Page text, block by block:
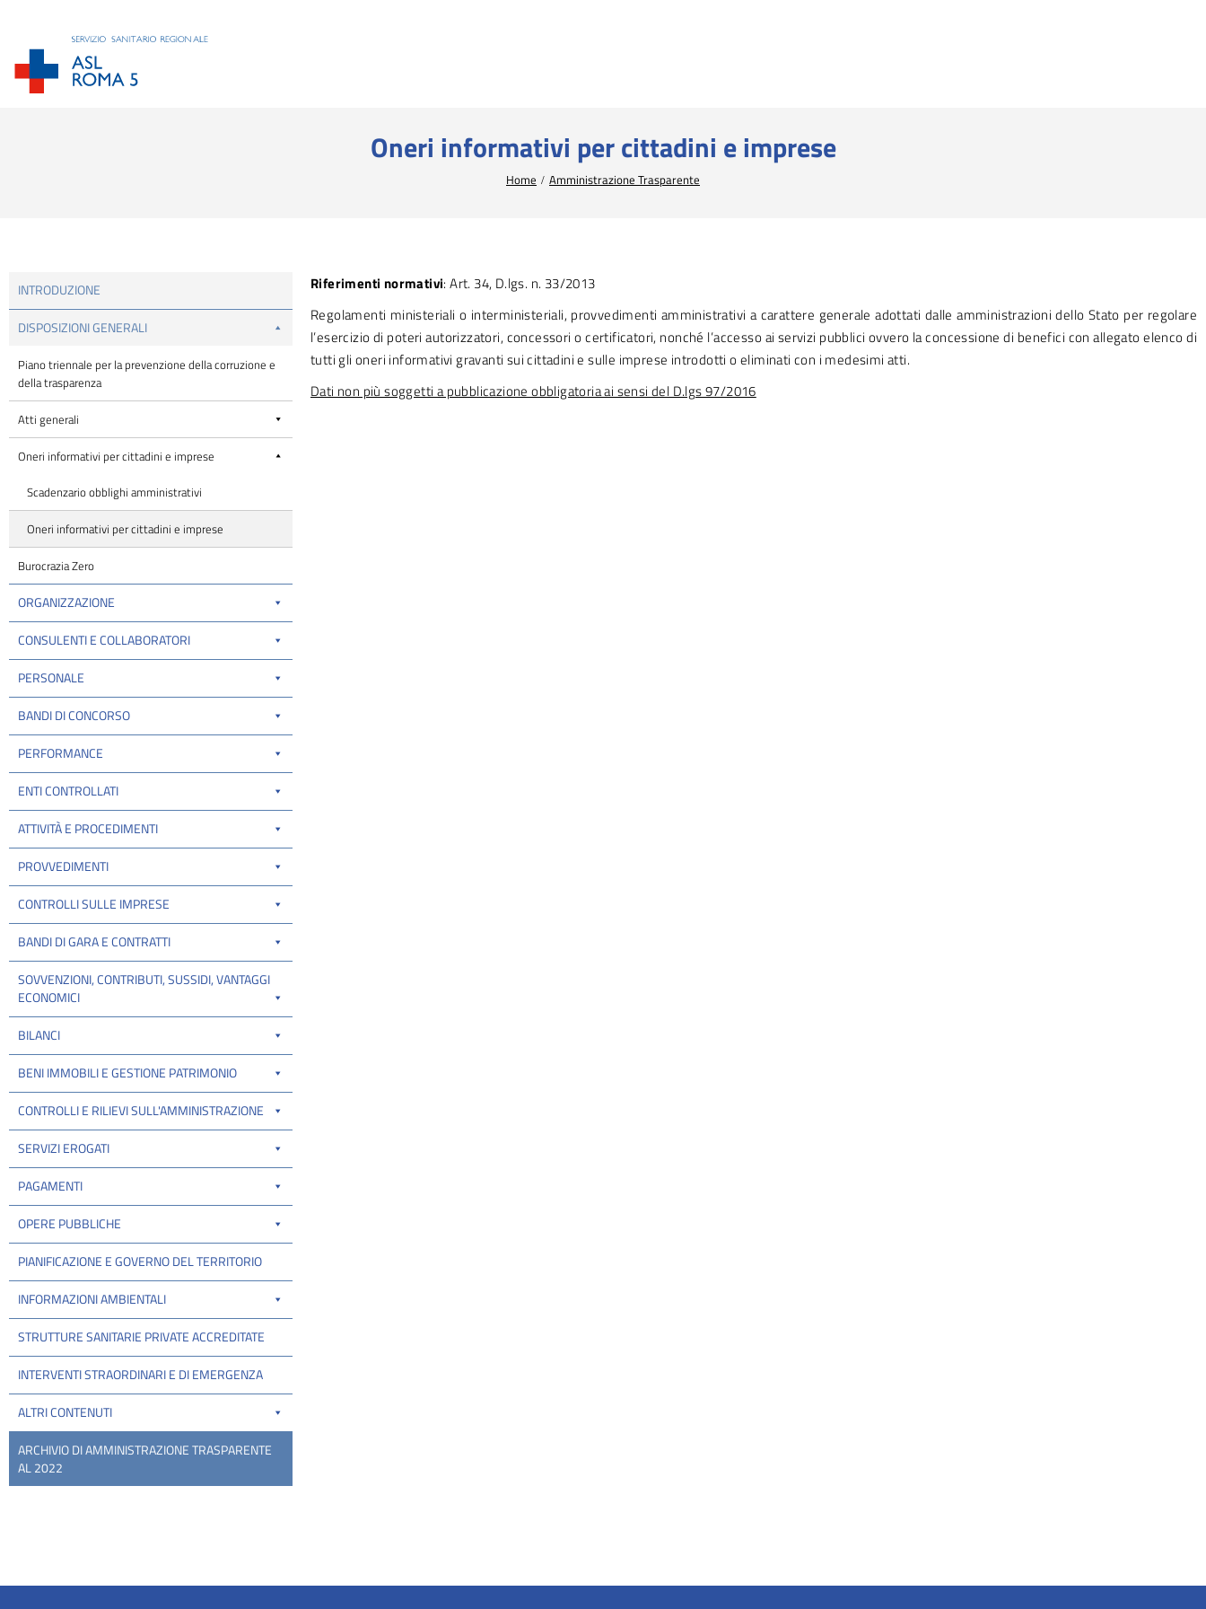
Oneri informativi per cittadini e imprese
Home Amministrazione Trasparente
INTRODUZIONE
DISPOSIZIONI GENERALI
Piano triennale per la prevenzione della corruzione e
della trasparenza
Atti generali
Oneri informativi per cittadini e imprese
Scadenzario obblighi amministrativi
Oneri informativi per cittadini e imprese
Burocrazia Zero
ORGANIZZAZIONE
CONSULENTI E COLLABORATORI
PERSONALE
BANDI DI CONCORSO
PERFORMANCE
ENTI CONTROLLATI
ATTIVITÀ E PROCEDIMENTI
PROVVEDIMENTI
CONTROLLI SULLE IMPRESE
BANDI DI GARA E CONTRATTI
SOVVENZIONI, CONTRIBUTI, SUSSIDI, VANTAGGI
ECONOMICI
BILANCI
BENI IMMOBILI E GESTIONE PATRIMONIO
CONTROLLI E RILIEVI SULL'AMMINISTRAZIONE
SERVIZI EROGATI
PAGAMENTI
OPERE PUBBLICHE
PIANIFICAZIONE E GOVERNO DEL TERRITORIO
INFORMAZIONI AMBIENTALI
STRUTTURE SANITARIE PRIVATE ACCREDITATE
INTERVENTI STRAORDINARI E DI EMERGENZA
ALTRI CONTENUTI
ARCHIVIO DI AMMINISTRAZIONE TRASPARENTE
AL 2022
Riferimenti normativi: Art. 34, D.lgs. n. 33/2013
Regolamenti ministeriali o interministeriali, provvedimenti amministrativi a carattere generale adottati dalle amministrazioni dello Stato per regolare
l’esercizio di poteri autorizzatori, concessori o certificatori, nonché l’accesso ai servizi pubblici ovvero la concessione di benefici con allegato elenco di
tutti gli oneri informativi gravanti sui cittadini e sulle imprese introdotti o eliminati con i medesimi atti.
Dati non più soggetti a pubblicazione obbligatoria ai sensi del D.lgs 97/2016